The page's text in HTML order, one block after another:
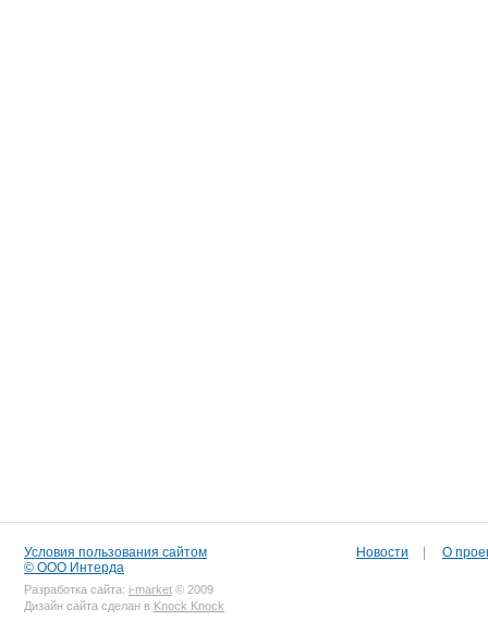
Условия пользования сайтом
© ООО Интерда
Разработка сайта: i-market © 2009
Дизайн сайта сделан в Knock Knock
Новости О